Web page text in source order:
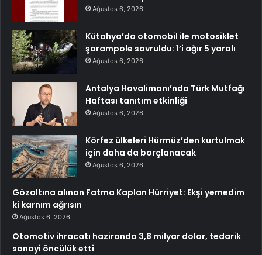
Ağustos 6, 2026
Kütahya’da otomobil ile motosiklet
şarampole savruldu: 1’i ağır 5 yaralı
Ağustos 6, 2026
Antalya Havalimanı’nda Türk Mutfağı
Haftası tanıtım etkinliği
Ağustos 6, 2026
Körfez ülkeleri Hürmüz’den kurtulmak
için daha da borçlanacak
Ağustos 6, 2026
Gözaltına alınan Fatma Kaplan Hürriyet: Ekşi yemedim
ki karnım ağrısın
Ağustos 6, 2026
Otomotiv ihracatı haziranda 3,8 milyar dolar, tedarik
sanayi öncülük etti